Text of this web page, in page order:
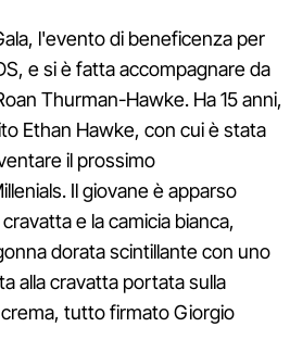
l'evento di beneficenza per
e si è fatta accompagnare da
Thurman-Hawke. Ha 15 anni,
Ethan Hawke, con cui è stata
il prossimo
Il giovane è apparso
e la camicia bianca,
dorata scintillante con uno
alla cravatta portata sulla
tutto firmato Giorgio